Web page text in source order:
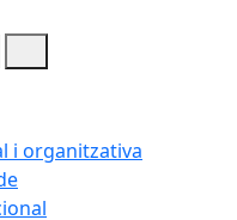
i organitzativa